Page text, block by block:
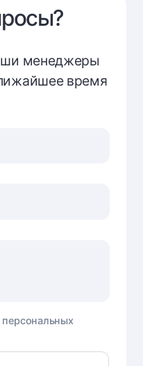
менеджеры
время
персональных